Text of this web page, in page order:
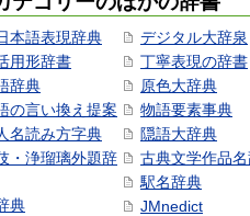
本語表現辞典
用形辞書
辞典
の言い換え提案
名読み方字典
・浄瑠璃外題辞
典
デジタル大辞泉
丁寧表現の辞書
原色大辞典
物語要素事典
隠語大辞典
古典文学作品
駅名辞典
JMnedict